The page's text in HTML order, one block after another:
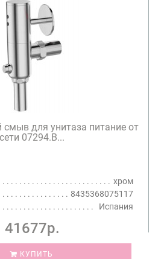
смыв для унитаза питание от
сети 07294.B...
хром
8435368075117
Испания
41677р.
КУПИТЬ